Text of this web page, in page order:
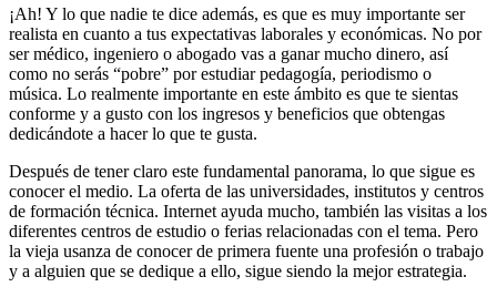
¡Ah! Y lo que nadie te dice además, es que es muy importante ser
realista en cuanto a tus expectativas laborales y económicas. No por
ser médico, ingeniero o abogado vas a ganar mucho dinero, así
como no serás “pobre” por estudiar pedagogía, periodismo o
música. Lo realmente importante en este ámbito es que te sientas
conforme y a gusto con los ingresos y beneficios que obtengas
dedicándote a hacer lo que te gusta.
Después de tener claro este fundamental panorama, lo que sigue es
conocer el medio. La oferta de las universidades, institutos y centros
de formación técnica. Internet ayuda mucho, también las visitas a los
diferentes centros de estudio o ferias relacionadas con el tema. Pero
la vieja usanza de conocer de primera fuente una profesión o trabajo
y a alguien que se dedique a ello, sigue siendo la mejor estrategia.